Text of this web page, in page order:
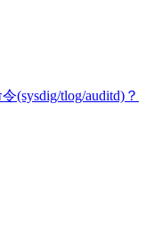
(sysdig/tlog/auditd)？